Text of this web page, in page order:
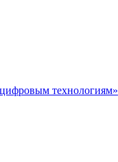
технологиям»